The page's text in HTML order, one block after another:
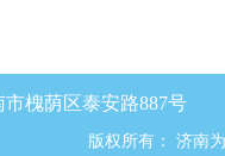
市槐荫区泰安路887号
版权所有： 济南